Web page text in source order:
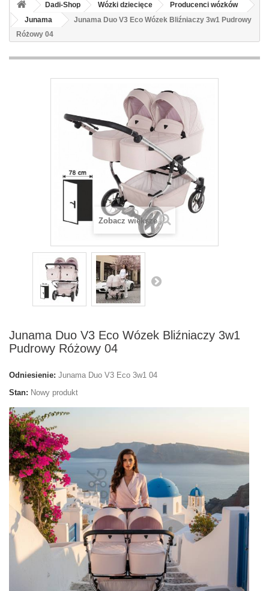
Dadi-Shop Wózki dziecięce
Producenci wózków
Junama
Junama Duo V3 Eco Wózek Bliźniaczy 3w1 Pudrowy
Różowy 04
Zobacz większe
Junama Duo V3 Eco Wózek Bliźniaczy 3w1
Pudrowy Różowy 04
Odniesienie: Junama Duo V3 Eco 3w1 04
Stan: Nowy produkt